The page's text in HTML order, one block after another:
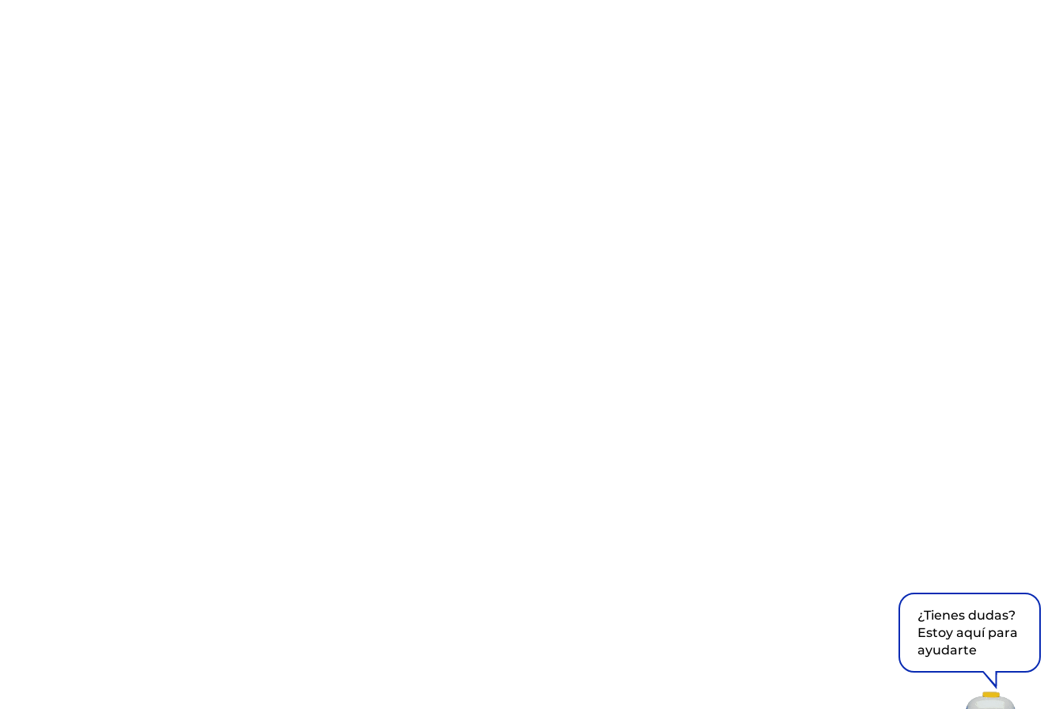
¿Tienes dudas?
Estoy aquí para
ayudarte